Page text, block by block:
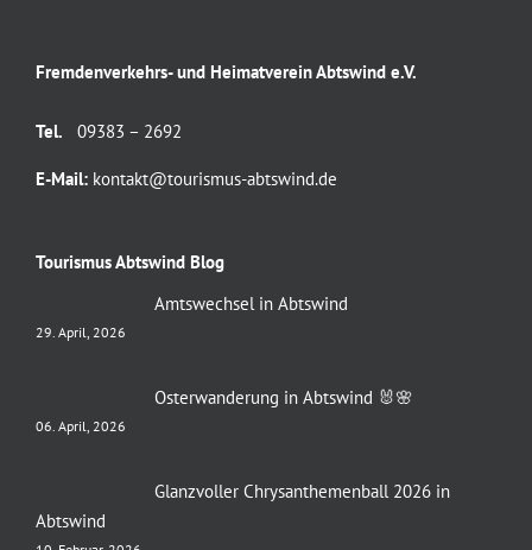
Fremdenverkehrs- und Heimatverein Abtswind e.V.
Tel. 09383 – 2692
E-Mail: kontakt@tourismus-abtswind.de
Tourismus Abtswind Blog
Amtswechsel in Abtswind
29. April, 2026
Osterwanderung in Abtswind 🐰🌸
06. April, 2026
Glanzvoller Chrysanthemenball 2026 in
Abtswind